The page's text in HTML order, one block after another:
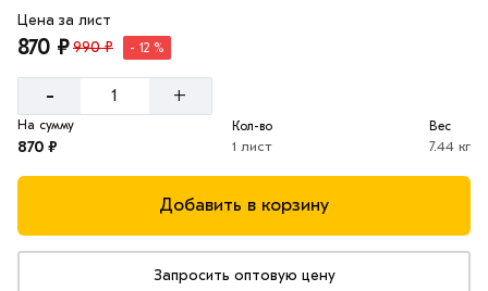
Цена за лист
870 ₽990 ₽ - 12 %
- +
На сумму
870 ₽
Кол-во
1 лист
Вес
7.44 кг
Добавить в корзину
Запросить оптовую цену